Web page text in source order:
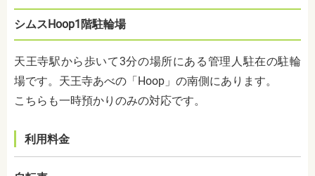
シムスHoop1階駐輪場
天王寺駅から歩いて3分の場所にある管理人駐在の駐輪
場です。天王寺あべの「Hoop」の南側にあります。
こちらも一時預かりのみの対応です。
利用料金